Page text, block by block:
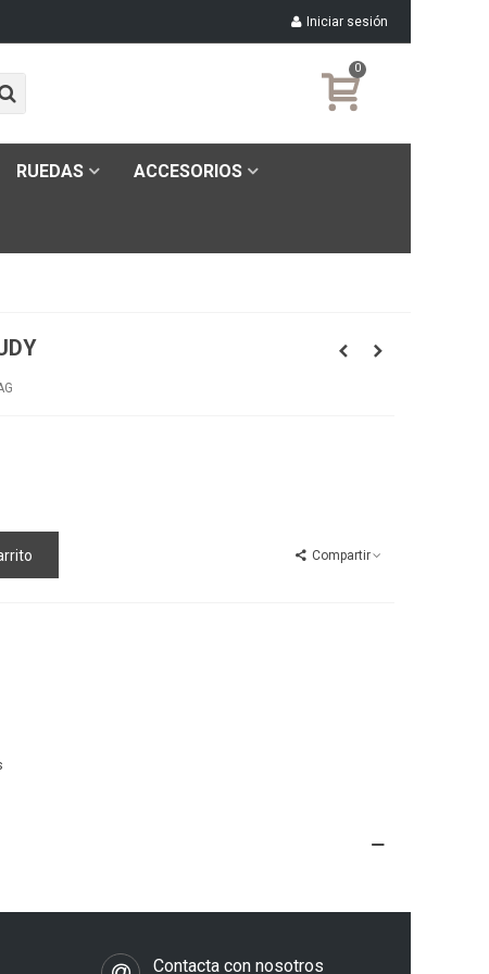
Iniciar sesión
0
RUEDAS ACCESORIOS
Compartir
Contacta con nosotros